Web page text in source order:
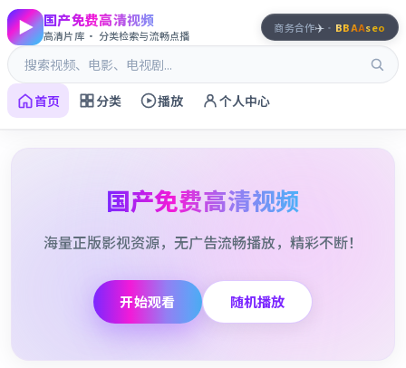
国产免费高清视频
高清片库 · 分类检索与流畅点播
首页 分类 播放 个人中心
商务合作✈️ · BBAAseo
国产免费高清视频
海量正版影视资源，无广告流畅播放，精彩不断！
开始观看 随机播放